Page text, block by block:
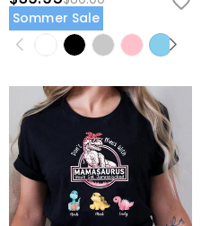
Sommer Sale